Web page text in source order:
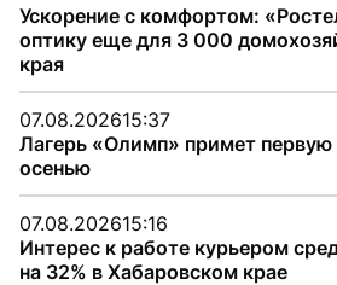
Ускорение с комфортом:
оптику еще для 3 000
края
07.08.202615:37
Лагерь «Олимп» примет
осенью
07.08.202615:16
Интерес к работе курьером
на 32% в Хабаровском крае